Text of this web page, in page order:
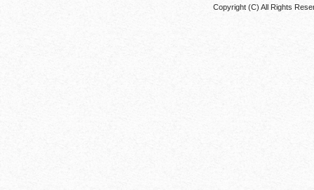
Copyright (C) All Rights